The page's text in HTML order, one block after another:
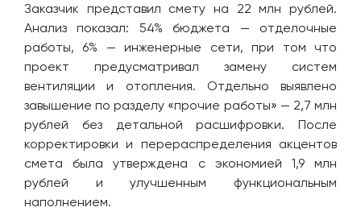
Заказчик представил смету на 22 млн рублей.
Анализ показал: 54% бюджета — отделочные
работы, 6% — инженерные сети, при том что
проект предусматривал замену систем
вентиляции и отопления. Отдельно выявлено
завышение по разделу «прочие работы» — 2,7 млн
рублей без детальной расшифровки. После
корректировки и перераспределения акцентов
смета была утверждена с экономией 1,9 млн
рублей и улучшенным функциональным
наполнением.